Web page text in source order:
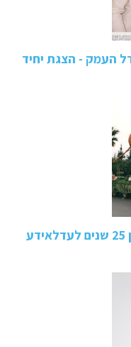
העמק - הצגת יחיד
משנכנס אדר: תערוכה חדשה לציון 25 שנים לעדלאידע